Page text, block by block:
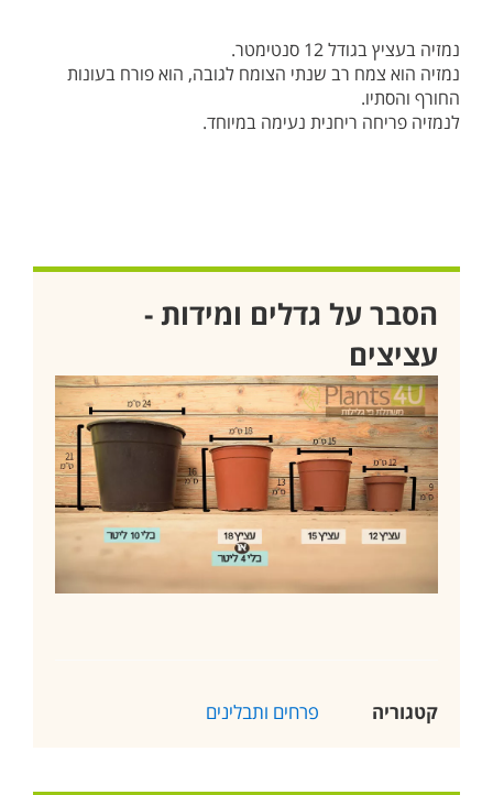
נמזיה בעציץ בגודל 12 סנטימטר.
נמזיה הוא צמח רב שנתי הצומח לגובה, הוא פורח בעונות
החורף והסתיו.
לנמזיה פריחה ריחנית נעימה במיוחד.
הסבר על גדלים ומידות -
עציצים
קטגוריה פרחים ותבלינים